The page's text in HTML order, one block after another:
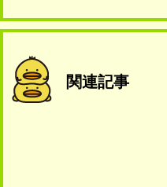
関連記事